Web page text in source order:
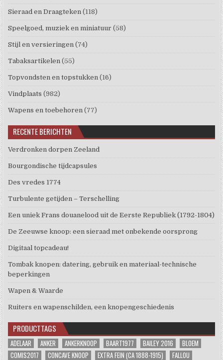
Sieraad en Draagteken (118)
Speelgoed, muziek en miniatuur (58)
Stijl en versieringen (74)
Tabaksartikelen (55)
Topvondsten en topstukken (16)
Vindplaats (982)
Wapens en toebehoren (77)
RECENTE BERICHTEN
Verdronken dorpen Zeeland
Bourgondische tijdcapsules
Des vredes 1774
Turbulente getijden – Terschelling
Een uniek Frans douanelood uit de Eerste Republiek (1792-1804)
De Zeeuwse knoop: een sieraad met onbekende oorsprong
Digitaal topcadeau!
Tombak knopen: datering, gebruik en materiaal-technische
beperkingen
Wapen & Waarde
Ruiters en wapenschilden, een knopengeschiedenis
PRODUCTTAGS
ADELAAR ANKER ANKERKNOOP BAART1977 BAILEY 2016
BLOEM
COMIS2017
CONCAVE KNOOP EXTRA FEIN (CA 1888-1915) FALLOU